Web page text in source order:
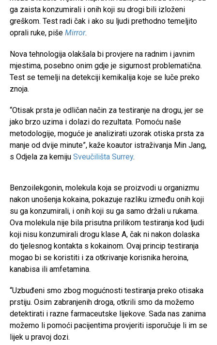
ga zaista konzumirali i onih koji su drogi bili izloženi
greškom. Test radi čak i ako su ljudi prethodno temeljito
oprali ruke, piše Mirror.
Nova tehnologija olakšala bi provjere na radnim i javnim
mjestima, posebno onim gdje je sigurnost problematična.
Test se temelji na detekciji kemikalija koje se luče preko
znoja.
“Otisak prsta je odličan način za testiranje na drogu, jer se
jako brzo uzima i dolazi do rezultata. Pomoću naše
metodologije, moguće je analizirati uzorak otiska prsta za
manje od dvije minute”, kaže koautor istraživanja Min Jang,
s Odjela za kemiju Sveučilišta Surrey.
Benzoilekgonin, molekula koja se proizvodi u organizmu
nakon unošenja kokaina, pokazuje razliku između onih koji
su ga konzumirali, i onih koji su ga samo držali u rukama.
Ova molekula nije bila prisutna prilikom testiranja kod ljudi
koji nisu konzumirali drogu klase A, čak ni nakon dolaska
do tjelesnog kontakta s kokainom. Ovaj princip testiranja
mogao bi se koristiti i za otkrivanje korisnika heroina,
kanabisa ili amfetamina.
“Uzbuđeni smo zbog mogućnosti testiranja preko otisaka
prstiju. Osim zabranjenih droga, otkrili smo da možemo
detektirati i razne farmaceutske lijekove. Sada nas zanima
možemo li pomoći pacijentima provjeriti isporučuje li im se
lijek u pravoj dozi.